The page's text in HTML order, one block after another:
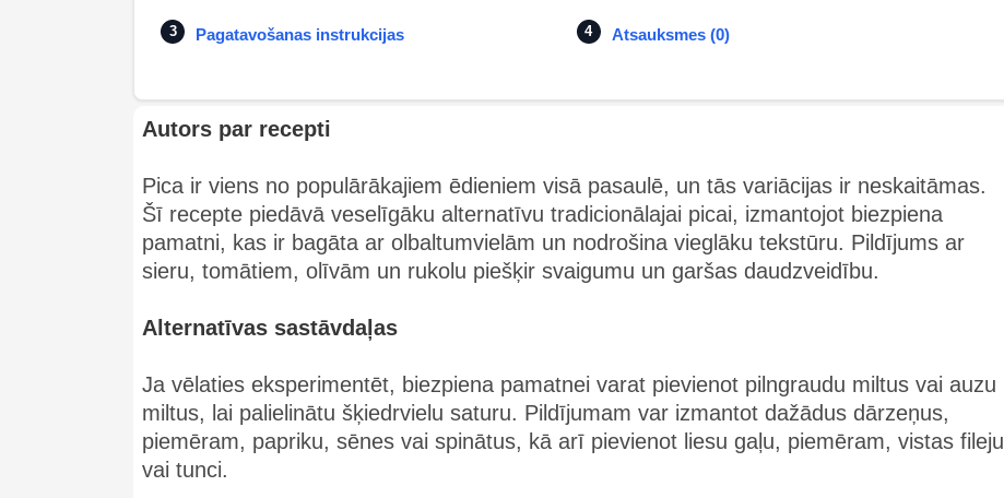
Pagatavošanas instrukcijas Atsauksmes (0)
Autors par recepti
Pica ir viens no populārākajiem ēdieniem visā pasaulē, un tās variācijas ir neskaitāmas.
Šī recepte piedāvā veselīgāku alternatīvu tradicionālajai picai, izmantojot biezpiena
pamatni, kas ir bagāta ar olbaltumvielām un nodrošina vieglāku tekstūru. Pildījums ar
sieru, tomātiem, olīvām un rukolu piešķir svaigumu un garšas daudzveidību.
Alternatīvas sastāvdaļas
Ja vēlaties eksperimentēt, biezpiena pamatnei varat pievienot pilngraudu miltus vai auzu
miltus, lai palielinātu šķiedrvielu saturu. Pildījumam var izmantot dažādus dārzeņus,
piemēram, papriku, sēnes vai spinātus, kā arī pievienot liesu gaļu, piemēram, vistas fileju
vai tunci.